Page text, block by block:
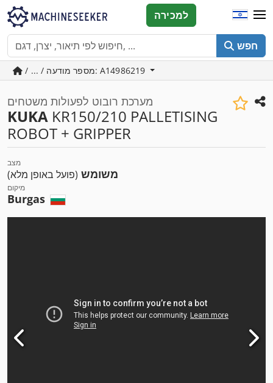
חפש
למכירה
/ ... / מספר מודעה: A14986219
מערכת רובוט לפעולות משטחים
KUKA KR150/210 PALLETISING
ROBOT + GRIPPER
מצב
משומש (פועל באופן מלא)
מיקום
Burgas